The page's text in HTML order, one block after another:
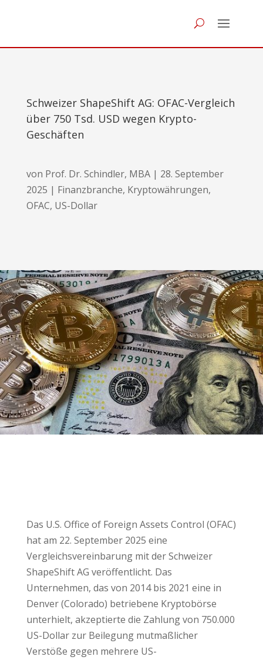
Schweizer ShapeShift AG: OFAC-Vergleich
über 750 Tsd. USD wegen Krypto-
Geschäften
von Prof. Dr. Schindler, MBA| 28. September
2025 | Finanzbranche, Kryptowährungen,
OFAC, US-Dollar
Das U.S. Office of Foreign Assets Control (OFAC)
hat am 22. September 2025 eine
Vergleichsvereinbarung mit der Schweizer
ShapeShift AG veröffentlicht. Das
Unternehmen, das von 2014 bis 2021 eine in
Denver (Colorado) betriebene Kryptobörse
unterhielt, akzeptierte die Zahlung von 750.000
US-Dollar zur Beilegung mutmaßlicher
Verstöße gegen mehrere US-